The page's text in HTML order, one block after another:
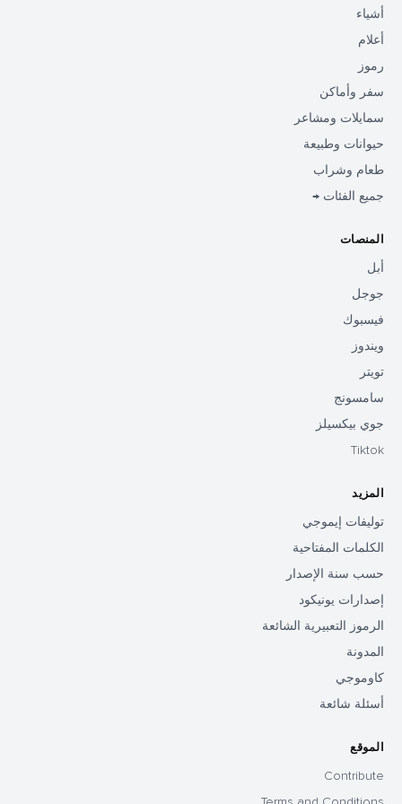
أشياء
أعلام
رموز
سفر وأماكن
سمايلات ومشاعر
حيوانات وطبيعة
طعام وشراب
جميع الفئات →
المنصات
أبل
جوجل
فيسبوك
ويندوز
تويتر
سامسونج
جوي بيكسيلز
Tiktok
المزيد
توليفات إيموجي
الكلمات المفتاحية
حسب سنة الإصدار
إصدارات يونيكود
الرموز التعبيرية الشائعة
المدونة
كاوموجي
أسئلة شائعة
الموقع
Contribute